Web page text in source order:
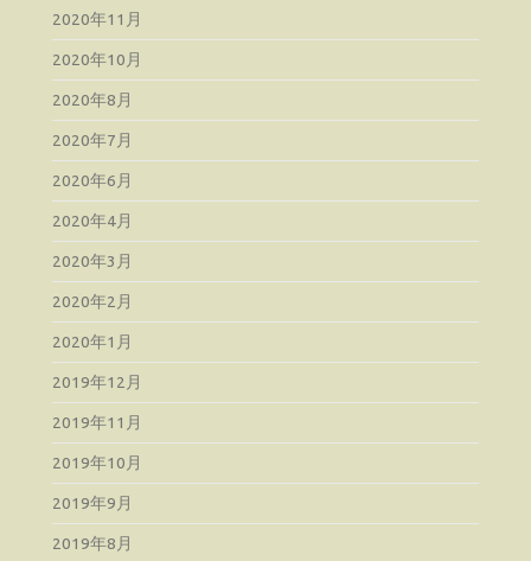
2020年11月
2020年10月
2020年8月
2020年7月
2020年6月
2020年4月
2020年3月
2020年2月
2020年1月
2019年12月
2019年11月
2019年10月
2019年9月
2019年8月